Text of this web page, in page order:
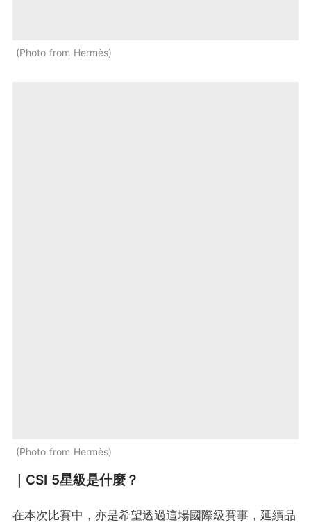
Photo from Hermès
Photo from Hermès
｜CSI 5星級是什麼？
在本次比賽中，亦是希望透過這場國際級賽事，延續品